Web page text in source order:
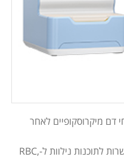
מיקרוסקופיים לאחר
אפשרות למספר עמדות עבודה, אפשרות לתוכנות נילוות ל-RBC,